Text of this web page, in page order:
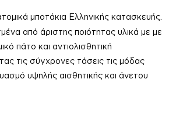
μποτάκια Ελληνικής κατασκευής.
από άριστης ποιότητας υλικά με με
πάτο και αντιολισθητική
τις σύγχρονες τάσεις τις μόδας
υψηλής αισθητικής και άνετου